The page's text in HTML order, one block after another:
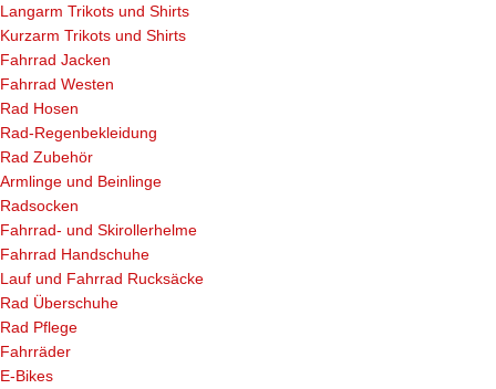
Langarm Trikots und Shirts
Kurzarm Trikots und Shirts
Fahrrad Jacken
Fahrrad Westen
Rad Hosen
Rad-Regenbekleidung
Rad Zubehör
Armlinge und Beinlinge
Radsocken
Fahrrad- und Skirollerhelme
Fahrrad Handschuhe
Lauf und Fahrrad Rucksäcke
Rad Überschuhe
Rad Pflege
Fahrräder
E-Bikes